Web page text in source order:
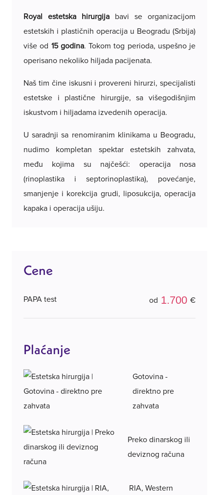
Royal estetska hirurgija bavi se organizacijom
estetskih i plastičnih operacija u Beogradu (Srbija)
više od 15 godina. Tokom tog perioda, uspešno je
operisano nekoliko hiljada pacijenata.
Naš tim čine iskusni i provereni hirurzi, specijalisti
estetske i plastične hirurgije, sa višegodišnjim
iskustvom i hiljadama izvedenih operacija.
U saradnji sa renomiranim klinikama u Beogradu,
nudimo kompletan spektar estetskih zahvata,
među kojima su najčešći: operacija nosa
(rinoplastika i septorinoplastika), povećanje,
smanjenje i korekcija grudi, liposukcija, operacija
kapaka i operacija ušiju.
Cene
PAPA test od 1.700 €
Plaćanje
Gotovina -
direktno pre
zahvata
Preko dinarskog ili
deviznog računa
RIA, Western